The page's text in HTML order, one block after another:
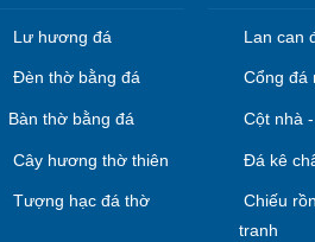
Lư hương đá
Đèn thờ bằng đá
Bàn thờ bằng đá
Cây hương thờ thiên
Tượng hạc đá thờ
Lan can
Cổng đá
Cột nhà
Đá kê
Chiếu
tranh